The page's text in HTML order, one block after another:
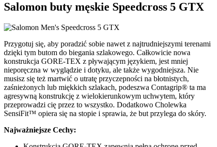
Salomon buty męskie Speedcross 5 GTX
Przygotuj się, aby poradzić sobie nawet z najtrudniejszymi terenami
dzięki tym butom do biegania szlakowego. Całkowicie nowa
konstrukcja GORE-TEX z pływającym językiem, jest mniej
nieporęczna w wyglądzie i dotyku, ale także wygodniejsza. Nie
musisz się też martwić o utratę przyczepności na błotnistych,
zaśnieżonych lub miękkich szlakach, podeszwa Contagrip® ta ma
agresywną konstrukcję z wielokierunkowym uchwytem, który
przeprowadzi cię przez to wszystko. Dodatkowo Cholewka
SensiFit™ opiera się na stopie i sprawia, że but przylega do skóry.
Najważniejsze Cechy: